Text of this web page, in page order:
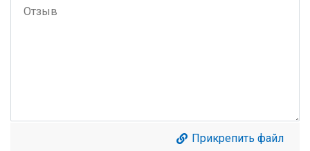
Прикрепить файл